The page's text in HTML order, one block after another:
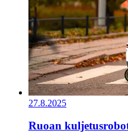
27.8.2025
Ruoan